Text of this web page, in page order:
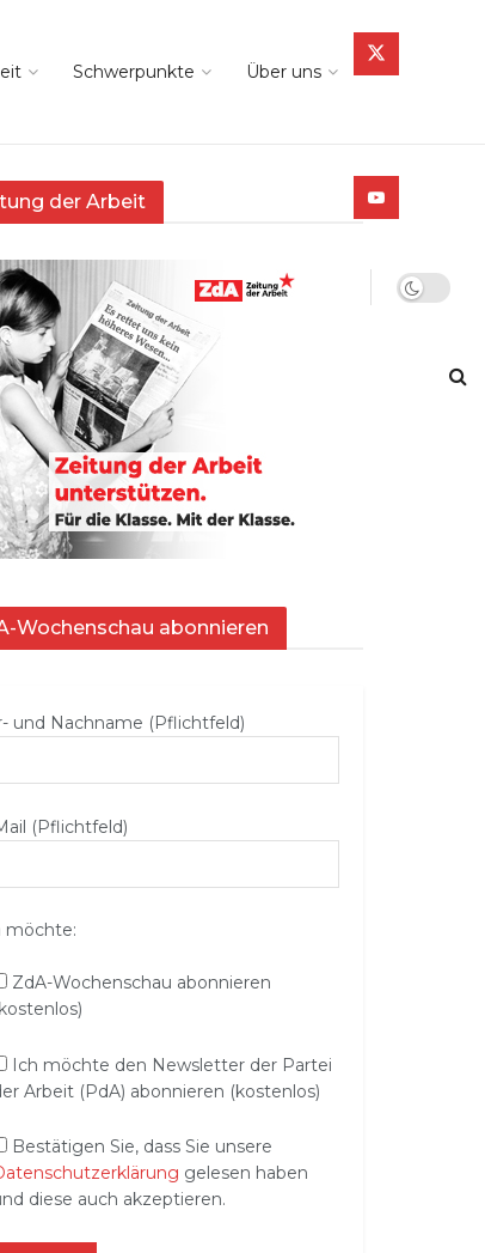
Schwerpunkte Über uns
der Arbeit
Wochenschau abonnieren
und Nachname (Pflichtfeld)
(Pflichtfeld)
möchte:
ZdA-Wochenschau abonnieren
Ich möchte den Newsletter der Partei
Arbeit (PdA) abonnieren (kostenlos)
Bestätigen Sie, dass Sie unsere
gelesen haben
diese auch akzeptieren.